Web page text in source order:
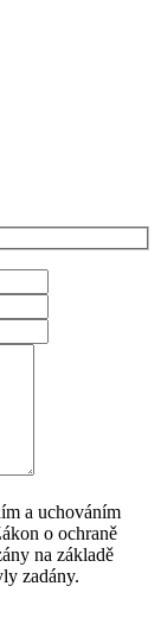
a uchováním
o ochraně
na základě
zadány.